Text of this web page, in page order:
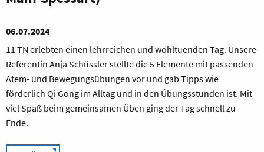
06.07.2024
11 TN erlebten einen lehrreichen und wohltuenden Tag. Unsere
Referentin Anja Schüssler stellte die 5 Elemente mit passenden
Atem- und Bewegungsübungen vor und gab Tipps wie
förderlich Qi Gong im Alltag und in den Übungsstunden ist. Mit
viel Spaß beim gemeinsamen Üben ging der Tag schnell zu
Ende.